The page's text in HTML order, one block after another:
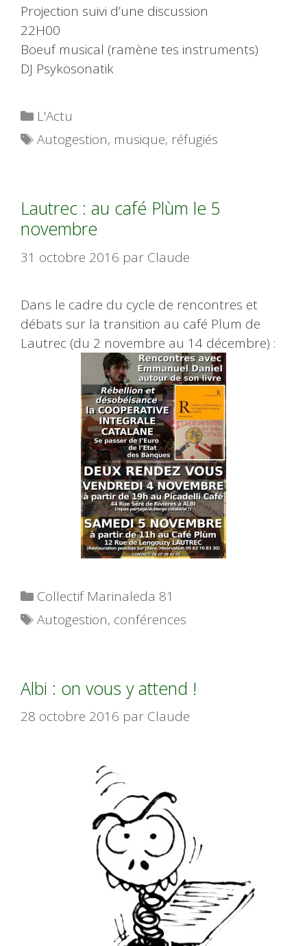
Projection suivi d’une discussion
22H00
Boeuf musical (ramène tes instruments)
DJ Psykosonatik
Catégories
L'Actu
Étiquettes
Autogestion, musique, réfugiés
Lautrec : au café Plùm le 5
novembre
31 octobre 2016 par Claude
Dans le cadre du cycle de rencontres et
débats sur la transition au café Plum de
Lautrec (du 2 novembre au 14 décembre) :
Catégories
Collectif Marinaleda 81
Étiquettes
Autogestion, conférences
Albi : on vous y attend !
28 octobre 2016 par Claude